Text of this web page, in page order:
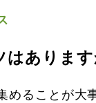
はありま
めることが大